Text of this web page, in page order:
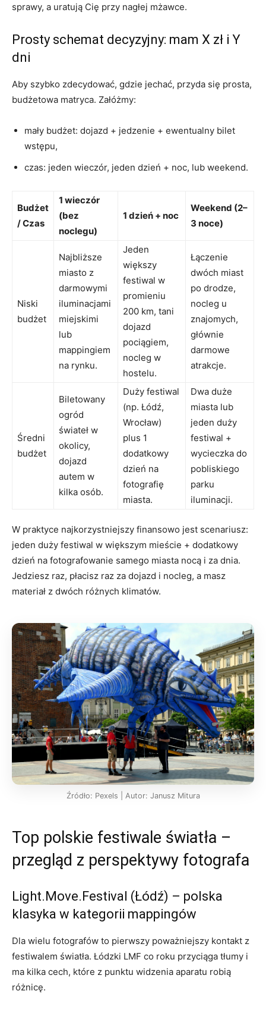
sprawy, a uratują Cię przy nagłej mżawce.
Prosty schemat decyzyjny: mam X zł i Y
dni
Aby szybko zdecydować, gdzie jechać, przyda się prosta,
budżetowa matryca. Załóżmy:
mały budżet: dojazd + jedzenie + ewentualny bilet
wstępu,
czas: jeden wieczór, jeden dzień + noc, lub weekend.
Budżet
/ Czas
1 wieczór
(bez
noclegu)
1 dzień + noc
Weekend (2–
3 noce)
Niski
budżet
Najbliższe
miasto z
darmowymi
iluminacjami
miejskimi
lub
mappingiem
na rynku.
Jeden
większy
festiwal w
promieniu
200 km, tani
dojazd
pociągiem,
nocleg w
hostelu.
Łączenie
dwóch miast
po drodze,
nocleg u
znajomych,
głównie
darmowe
atrakcje.
Średni
budżet
Biletowany
ogród
świateł w
okolicy,
dojazd
autem w
kilka osób.
Duży festiwal
(np. Łódź,
Wrocław)
plus 1
dodatkowy
dzień na
fotografię
miasta.
Dwa duże
miasta lub
jeden duży
festiwal +
wycieczka do
pobliskiego
parku
iluminacji.
W praktyce najkorzystniejszy finansowo jest scenariusz:
jeden duży festiwal w większym mieście + dodatkowy
dzień na fotografowanie samego miasta nocą i za dnia.
Jedziesz raz, płacisz raz za dojazd i nocleg, a masz
materiał z dwóch różnych klimatów.
Źródło: Pexels | Autor: Janusz Mitura
Top polskie festiwale światła –
przegląd z perspektywy fotografa
Light.Move.Festival (Łódź) – polska
klasyka w kategorii mappingów
Dla wielu fotografów to pierwszy poważniejszy kontakt z
festiwalem światła. Łódzki LMF co roku przyciąga tłumy i
ma kilka cech, które z punktu widzenia aparatu robią
różnicę.